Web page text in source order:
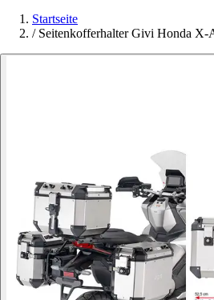
Startseite
/ Seitenkofferhalter Givi Honda